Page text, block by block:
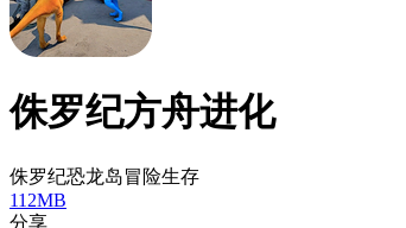
侏罗纪方舟进化
侏罗纪恐龙岛冒险生存
112MB
分享